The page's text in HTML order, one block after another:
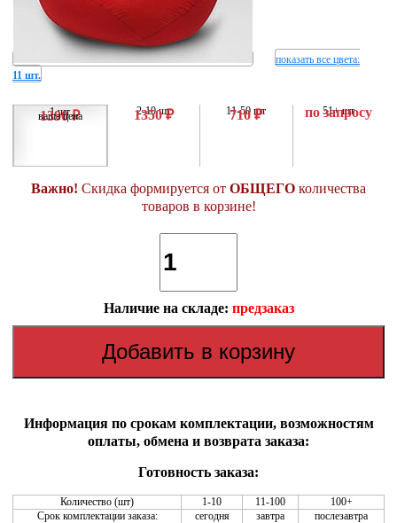
показать все цвета:
11 шт.
1 шт
1390 ₽
ваша цена 2-10 шт
1350 ₽ 11-50 шт
710 ₽ 51+ шт
по запросу
Важно! Скидка формируется от ОБЩЕГО количества
товаров в корзине!
Наличие на складе: предзаказ
Информация по срокам комплектации, возможностям
оплаты, обмена и возврата заказа:
Готовность заказа:
Количество (шт) 1-10 11-100
100+
Срок комплектации заказа:
сегодня завтра послезавтра